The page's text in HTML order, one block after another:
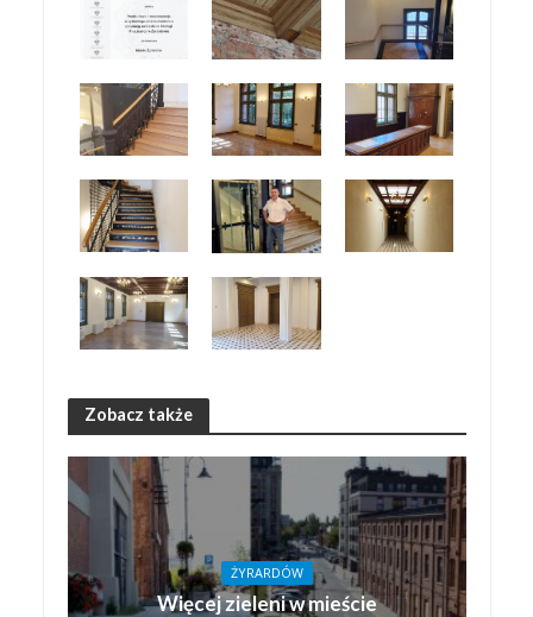
Zobacz także
ŻYRARDÓW
Więcej zieleni w mieście